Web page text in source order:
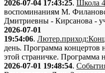
2026-07-04 17:43:25. Школа
воспоминаниям М.
Дмитриевны - Кирсанова -
2026-07-01
19:54:06.
день. Программа концертов
этой страничке. Программа
2026-07-01 19:48:54.